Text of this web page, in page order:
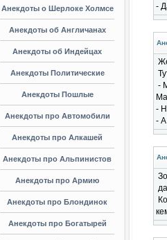
Анекдоты о Шерлоке Холмсе
Анекдоты об Англичанах
Анекдоты об Индейцах
Анекдоты Политические
Анекдоты Пошлые
Анекдоты про Автомобили
Анекдоты про Алкашей
Анекдоты про Альпинистов
Анекдоты про Армию
Анекдоты про Блондинок
Анекдоты про Богатырей
-
-
-
-